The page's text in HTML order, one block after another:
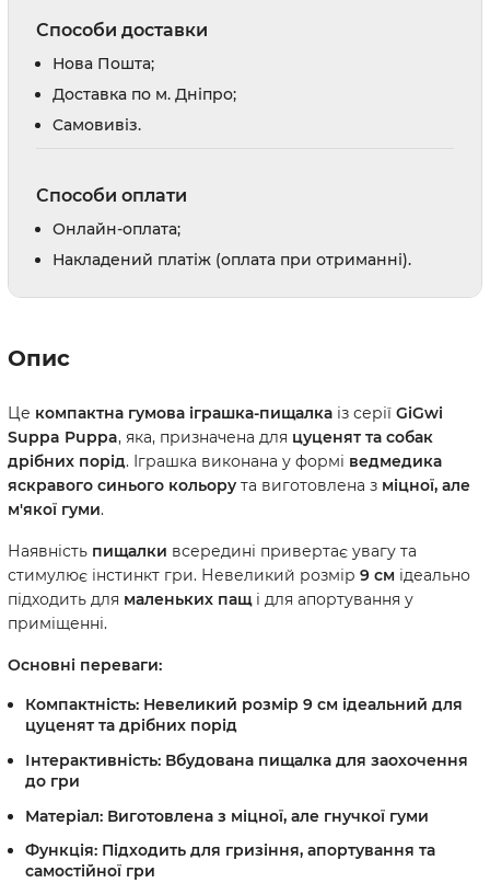
Способи доставки
Нова Пошта;
Доставка по м. Дніпро;
Cамовивіз.
Способи оплати
Онлайн-оплата;
Накладений платіж (оплата при отриманні).
Опис
Це компактна гумова іграшка-пищалка із серії GiGwi
Suppa Puppa, яка, призначена для цуценят та собак
дрібних порід. Іграшка виконана у формі ведмедика
яскравого синього кольору та виготовлена з міцної, але
м'якої гуми.
Наявність пищалки всередині привертає увагу та
стимулює інстинкт гри. Невеликий розмір 9 см ідеально
підходить для маленьких пащі для апортування у
приміщенні.
Основні переваги:
Компактність: Невеликий розмір 9 см ідеальний для
цуценят та дрібних порід
Інтерактивність: Вбудована пищалка для заохочення
до гри
Матеріал: Виготовлена з міцної, але гнучкої гуми
Функція: Підходить для гризіння, апортування та
самостійної гри